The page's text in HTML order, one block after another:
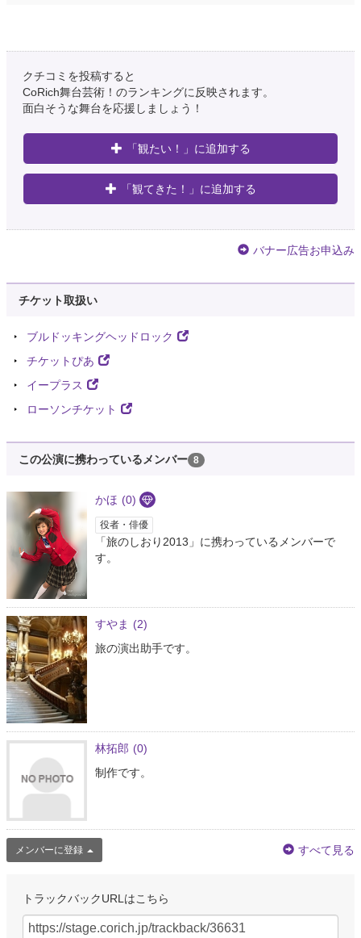
クチコミを投稿すると
CoRich舞台芸術！のランキングに反映されます。
面白そうな舞台を応援しましょう！
「観たい！」に追加する
「観てきた！」に追加する
バナー広告お申込み
チケット取扱い
ブルドッキングヘッドロック
チケットぴあ
イープラス
ローソンチケット
この公演に携わっているメンバー 8
かほ (0)
役者・俳優
「旅のしおり2013」に携わっているメンバーで
す。
すやま (2)
旅の演出助手です。
林拓郎 (0)
制作です。
メンバーに登録 すべて見る
トラックバックURLはこちら